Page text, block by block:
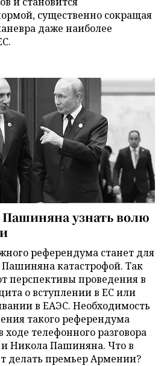
существенно сокращая
даже наиболее
узнать волю
референдума станет для
катастрофой. Так
перспективы проведения в
о вступлении в ЕС или
в ЕАЭС. Необходимость
такого референдума
телефонного разговора
Никола Пашиняна. Что в
делать премьер Армении?